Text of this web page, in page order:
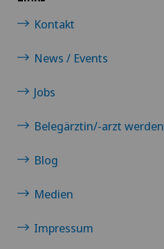
Kontakt
News / Events
Jobs
Belegärztin/-arzt werden
Blog
Medien
Impressum